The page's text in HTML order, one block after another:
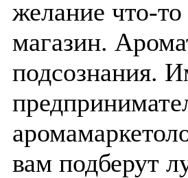
желание что-
магазин.
подсознания.
вам подберут